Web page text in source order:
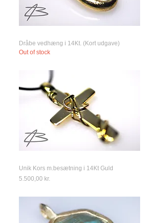
Dråbe vedhæng i 14Kt. (Kort udgave)
Out of stock
Unik Kors m.besætning i 14Kt Guld
Price
5.500,00 kr.